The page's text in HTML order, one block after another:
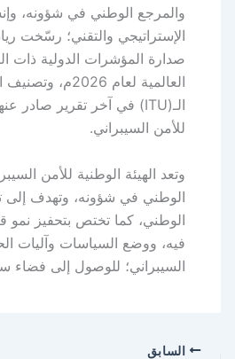
والمرجع الوطني في شؤونه،
الإستراتيجي والتقني؛ رسّخت
صدارة المؤشرات الدولية ذات
العالمية
للأمن السيبراني.
وتعد الهيئة الوطنية للأمن
الوطني في شؤونه، وتهدف إلى
الوطني، كما تختص بتحفيز نمو
فيه، ووضع السياسات وآليات
السيبراني؛ للوصول إلى فضاء
السابق